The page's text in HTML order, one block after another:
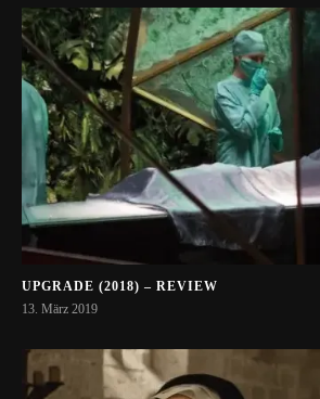
UPGRADE (2018) – REVIEW
13. März 2019